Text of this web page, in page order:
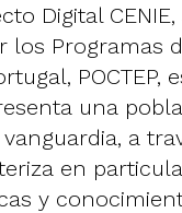
Digital
los Programas
POCTEP,
una
a
en
y